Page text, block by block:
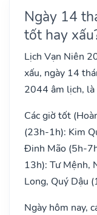
Ngày 14
tốt hay
Lịch Vạn Niên
xấu, ngày 14
2044 âm lịch, là
Các giờ tốt
(23h-1h): Kim
Đinh Mão (5h-
13h): Tư Mệnh,
Long, Quý Dậu
Ngày hôm nay,